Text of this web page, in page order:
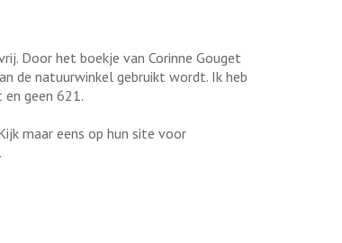
Door het boekje van Corinne Gouget
de natuurwinkel gebruikt wordt. Ik heb
geen 621.
maar eens op hun site voor